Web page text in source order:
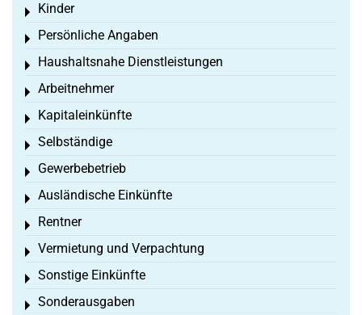
Kinder
Toggle menu
Persönliche Angaben
Toggle menu
Haushaltsnahe Dienstleistungen
Toggle menu
Arbeitnehmer
Toggle menu
Kapitaleinkünfte
Toggle menu
Selbständige
Toggle menu
Gewerbebetrieb
Toggle menu
Ausländische Einkünfte
Toggle menu
Rentner
Toggle menu
Vermietung und Verpachtung
Toggle menu
Sonstige Einkünfte
Toggle menu
Sonderausgaben
Toggle menu